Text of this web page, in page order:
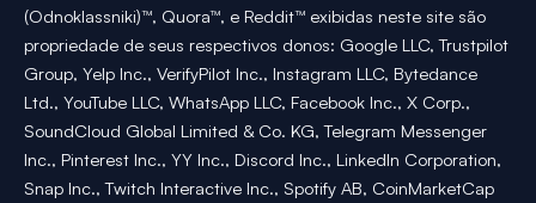
(Odnoklassniki)™, Quora™, e Reddit™ exibidas neste site são
propriedade de seus respectivos donos: Google LLC, Trustpilot
Group, Yelp Inc., VerifyPilot Inc., Instagram LLC, Bytedance
Ltd., YouTube LLC, WhatsApp LLC, Facebook Inc., X Corp.,
SoundCloud Global Limited & Co. KG, Telegram Messenger
Inc., Pinterest Inc., YY Inc., Discord Inc., LinkedIn Corporation,
Snap Inc., Twitch Interactive Inc., Spotify AB, CoinMarketCap